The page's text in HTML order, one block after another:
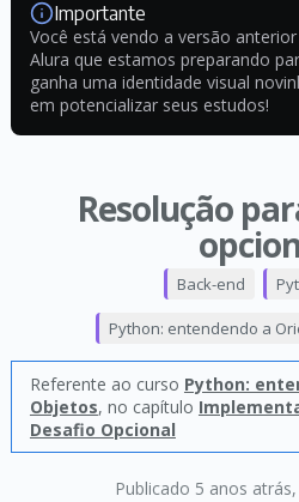
Importante
Você está vendo a versão
Alura que estamos preparando
ganha uma identidade visual
em potencializar seus estudos!
Resolução
Publicado 5 anos atrás
Back-end
Python: entendendo a
Referente ao curso Python:
Objetos, no capítulo
Desafio Opcional